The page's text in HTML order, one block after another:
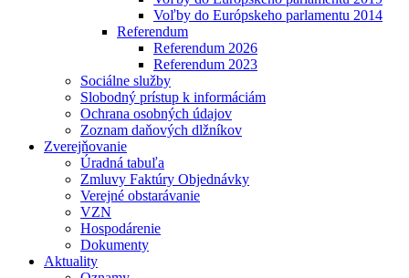
Voľby do Európskeho parlamentu 2014
Referendum
Referendum 2026
Referendum 2023
Sociálne služby
Slobodný prístup k informáciám
Ochrana osobných údajov
Zoznam daňových dlžníkov
Zverejňovanie
Úradná tabuľa
Zmluvy Faktúry Objednávky
Verejné obstarávanie
VZN
Hospodárenie
Dokumenty
Aktuality